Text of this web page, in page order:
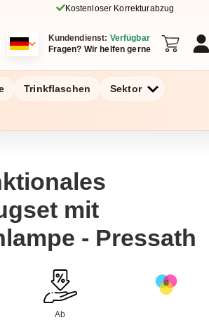
Kostenloser Korrekturabzug
Kundendienst: Verfügbar
Fragen? Wir helfen gerne
Trinkflaschen Sektor
mit
- Pressath
Ab